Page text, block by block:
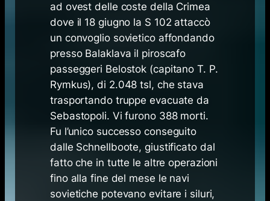
ad ovest delle coste della Crimea
dove il 18 giugno la S 102 attaccò
un convoglio sovietico affondando
presso Balaklava il piroscafo
passeggeri Belostok (capitano T. P.
Rymkus), di 2.048 tsl, che stava
trasportando truppe evacuate da
Sebastopoli. Vi furono 388 morti.
Fu l’unico successo conseguito
dalle Schnellboote, giustificato dal
fatto che in tutte le altre operazioni
fino alla fine del mese le navi
sovietiche potevano evitare i siluri,